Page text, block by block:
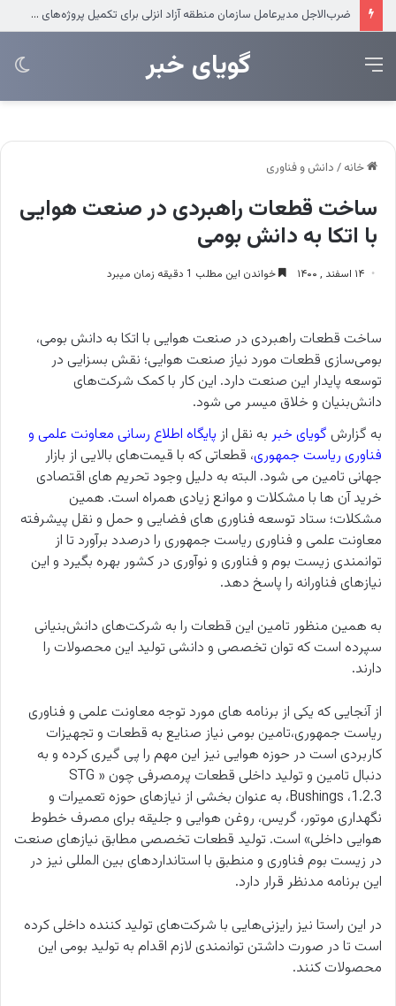
عرضه مستقیم محصولات ایرانول در ایام اربعین
‌‌‌گویای خبر منو
خانه / دانش و فناوری
ساخت قطعات راهبردی در صنعت هوایی
با اتکا به دانش بومی
۱۴ اسفند , ۱۴۰۰ خواندن این مطلب 1 دقیقه زمان میبرد
ساخت قطعات راهبردی در صنعت هوایی با اتکا به دانش بومی،
بومی‌سازی قطعات مورد نیاز صنعت هوایی؛ نقش بسزایی در
توسعه پایدار این صنعت دارد. این کار با کمک شرکت‌های
دانش‌بنیان و خلاق میسر می شود.
به گزارش گویای خبر به نقل از پایگاه اطلاع رسانی معاونت علمی و
فناوری ریاست جمهوری، قطعاتی که با قیمت‌های بالایی از بازار
جهانی تامین می شود. البته به دلیل وجود تحریم های اقتصادی
خرید آن ها با مشکلات و موانع زیادی همراه است. همین
مشکلات؛ ستاد توسعه فناوری های فضایی و حمل و نقل پیشرفته
معاونت علمی و فناوری ریاست جمهوری را درصدد برآورد تا از
توانمندی زیست بوم و فناوری و نوآوری در کشور بهره بگیرد و این
نیازهای فناورانه را پاسخ دهد.
به همین منظور تامین این قطعات را به شرکت‌های دانش‌بنیانی
سپرده است که توان تخصصی و دانشی تولید این محصولات را
دارند.
از آنجایی که یکی از برنامه های مورد توجه معاونت علمی و فناوری
ریاست جمهوری،تامین بومی نیاز صنایع به قطعات و تجهیزات
کاربردی است در حوزه هوایی نیز این مهم را پی گیری کرده و به
دنبال تامین و تولید داخلی قطعات پرمصرفی چون « STG
1.2.3، Bushings، به عنوان بخشی از نیازهای حوزه تعمیرات و
نگهداری موتور، گریس، روغن هوایی و جلیقه برای مصرف خطوط
هوایی داخلی» است. تولید قطعات تخصصی مطابق نیازهای صنعت
در زیست بوم فناوری و منطبق با استانداردهای بین المللی نیز در
این برنامه مدنظر قرار دارد.
در این راستا نیز رایزنی‌هایی با شرکت‌های تولید کننده داخلی کرده
است تا در صورت داشتن توانمندی لازم اقدام به تولید بومی این
محصولات کنند.